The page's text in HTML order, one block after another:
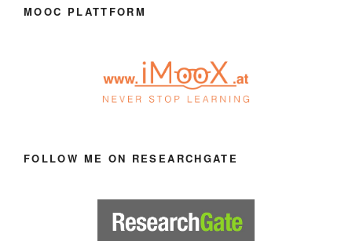
MOOC PLATTFORM
FOLLOW ME ON RESEARCHGATE